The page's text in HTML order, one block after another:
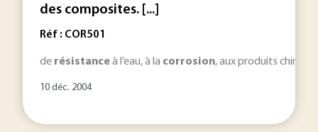
des composites. [...]
Réf : COR501
de résistanceà l’eau, à la corrosion, aux produits
10 déc. 2004